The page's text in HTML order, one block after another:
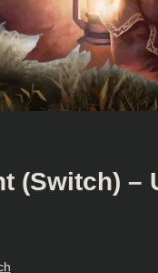
(Switch) –